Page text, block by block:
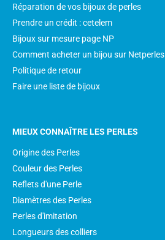
Réparation de vos bijoux de perles
Prendre un crédit : cetelem
Bijoux sur mesure page NP
Comment acheter un bijou sur Netperles
Politique de retour
Faire une liste de bijoux
MIEUX CONNAÎTRE LES PERLES
Origine des Perles
Couleur des Perles
Reflets d'une Perle
Diamètres des Perles
Perles d'imitation
Longueurs des colliers